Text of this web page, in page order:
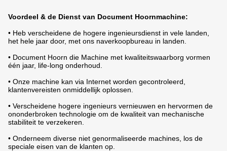
Voordeel & de Dienst van Document Hoornmachine:
• Heb verscheidene de hogere ingenieursdienst in vele landen,
het hele jaar door, met ons naverkoopbureau in landen.
• Document Hoorn die Machine met kwaliteitswaarborg vormen
één jaar, life-long onderhoud.
• Onze machine kan via Internet worden gecontroleerd,
klantenvereisten onmiddellijk oplossen.
• Verscheidene hogere ingenieurs vernieuwen en hervormen de
ononderbroken technologie om de kwaliteit van mechanische
stabiliteit te verzekeren.
• Onderneem diverse niet genormaliseerde machines, los de
speciale eisen van de klanten op.